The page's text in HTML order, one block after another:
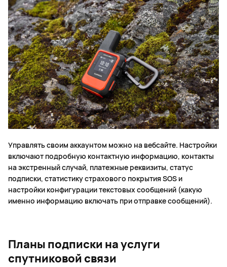
Управлять своим аккаунтом можно на вебсайте. Настройки
включают подробную контактную информацию, контакты
на экстренный случай, платежные реквизиты, статус
подписки, статистику страхового покрытия SOS и
настройки конфигурации текстовых сообщений (какую
именно информацию включать при отправке сообщений).
Планы подписки на услуги
спутниковой связи